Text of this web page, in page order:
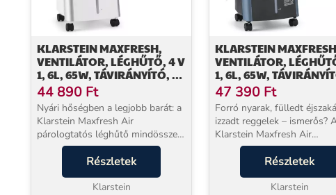
KLARSTEIN MAXFRESH,
VENTILÁTOR, LÉGHŰTŐ, 4 V
1, 6L, 65W, TÁVIRÁNYÍTÓ, 2
X JÉGCSOMAG
44 890 Ft
Nyári hőségben a legjobb barát: a
Klarstein Maxfresh Air
párologtatós léghűtő mindössze
65 W fogyasztással hoz kellemes
frissességet a helyiségbe –
kompresszor nélkül, szerelés
nélkül, azonnal használ...
Részletek
Klarstein
KLARSTEIN
VENTILÁTOR,
1, 6L, 65W,
X JÉGCSOMAG
47 390 Ft
Forró nyarak, fülledt
izzadt reggelek – ismerős?
Klarstein Maxfresh Air
párologtatós léghűtő
65 W fogyasztással valódi
frissességet hoz a lakásba:
kompresszor nélkül,
Részletek
Klarstein